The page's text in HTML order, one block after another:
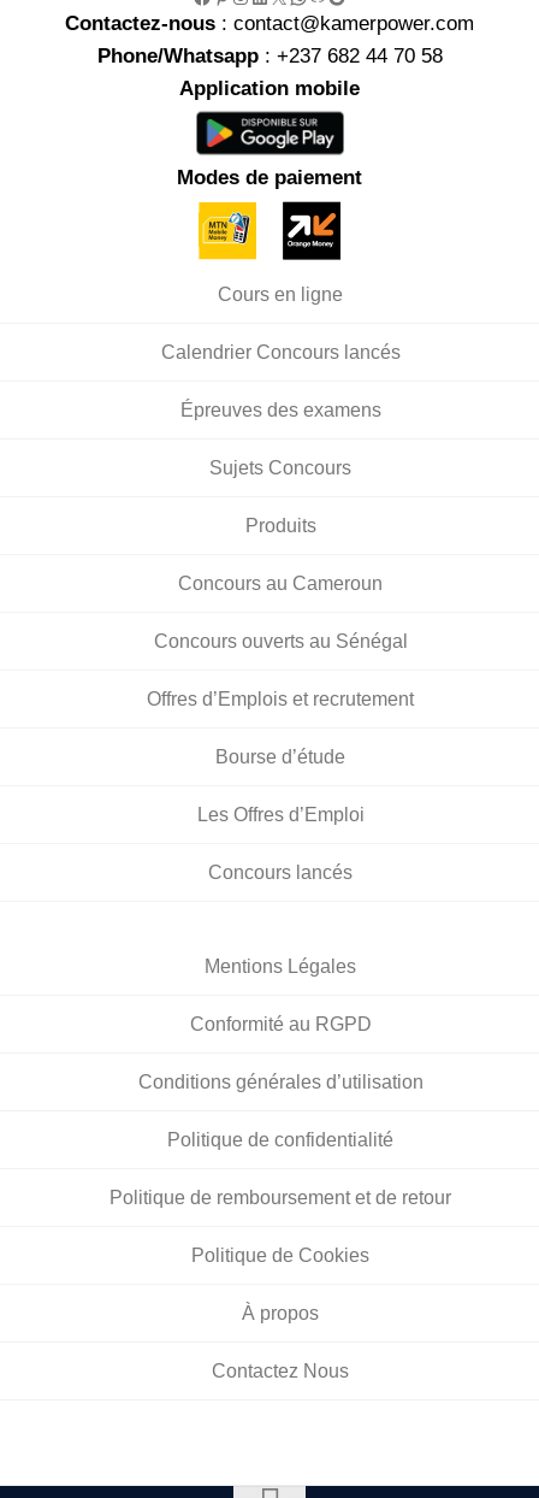
Contactez-nous : contact@kamerpower.com
Phone/Whatsapp: +237 682 44 70 58
Application mobile
Modes de paiement
Cours en ligne
Calendrier Concours lancés
Épreuves des examens
Sujets Concours
Produits
Concours au Cameroun
Concours ouverts au Sénégal
Offres d’Emplois et recrutement
Bourse d’étude
Les Offres d’Emploi
Concours lancés
Mentions Légales
Conformité au RGPD
Conditions générales d’utilisation
Politique de confidentialité
Politique de remboursement et de retour
Politique de Cookies
À propos
Contactez Nous